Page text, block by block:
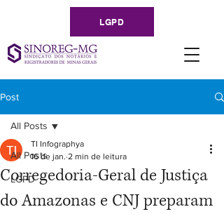
LGPD
Post
All Posts
LGPD
All Posts
Corregedoria-Geral de Justiça
do Amazonas e CNJ preparam
TI Infographya
16 de jan. 2 min de leitura